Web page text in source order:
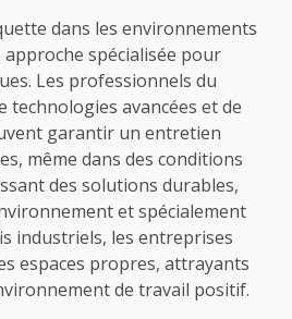
dans les environnements
spécialisée pour
Les professionnels du
technologies avancées et de
garantir un entretien
même dans des conditions
des solutions durables,
et spécialement
industriels, les entreprises
espaces propres, attrayants
de travail positif.